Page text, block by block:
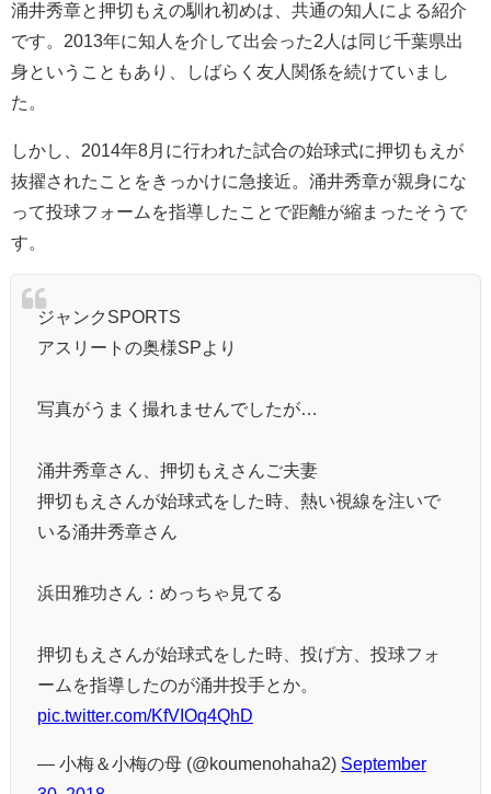
涌井秀章と押切もえの馴れ初めは、共通の知人による紹介
です。2013年に知人を介して出会った2人は同じ千葉県出
身ということもあり、しばらく友人関係を続けていまし
た。
しかし、2014年8月に行われた試合の始球式に押切もえが
抜擢されたことをきっかけに急接近。涌井秀章が親身にな
って投球フォームを指導したことで距離が縮まったそうで
す。
ジャンクSPORTS
アスリートの奥様SPより
写真がうまく撮れませんでしたが…
涌井秀章さん、押切もえさんご夫妻
押切もえさんが始球式をした時、熱い視線を注いで
いる涌井秀章さん
浜田雅功さん：めっちゃ見てる
押切もえさんが始球式をした時、投げ方、投球フォ
ームを指導したのが涌井投手とか。
pic.twitter.com/KfVIOq4QhD
— 小梅＆小梅の母 (@koumenohaha2) September